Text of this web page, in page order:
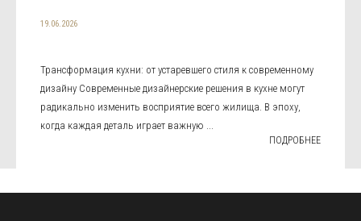
19.06.2026
Трансформация кухни: от устаревшего стиля к современному
дизайну Современные дизайнерские решения в кухне могут
радикально изменить восприятие всего жилища. В эпоху,
когда каждая деталь играет важную ...
ПОДРОБНЕЕ